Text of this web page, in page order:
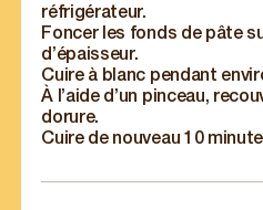
réfrigérateur.
Foncer les fonds de pâte
d’épaisseur.
Cuire à blanc pendant
À l’aide d’un pinceau,
dorure.
Cuire de nouveau 10